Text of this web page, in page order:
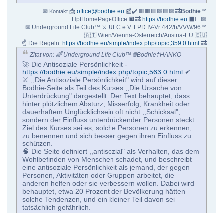
.✉ Kontakt 📩 office@bodhie.eu 📰✔️ 🟥🟧🟨🟩🟦🟪🔜Bodhie™
HptHomePageOffice 🔲🔜 https://bodhie.eu ⬛️⬜️🟪
✉ Underground Life Club™ ⚔ ULC e.V. LPD IV-Vr 442/b/VVW/96™
🇦🇹 Wien/Vienna-Österreich/Austria-EU 🇪🇺
☝ Die Regeln: https://bodhie.eu/simple/index.php/topic,359.0.html 🔜
Zitat von: 🌈 Underground Life Club™ 🌐Bodhie†HANKO
🚀 Die Antisoziale Persönlichkeit -
https://bodhie.eu/simple/index.php/topic,563.0.html ✔
⚔️ ,,Die Antisoziale Persönlichkeit" wird auf dieser
Bodhie-Seite als Teil des Kurses ,,Die Ursache von
Unterdrückung" dargestellt. Der Text behauptet, dass
hinter plötzlichem Absturz, Misserfolg, Krankheit oder
dauerhaftem Unglücklichsein oft nicht ,,Schicksal",
sondern der Einfluss unterdrückender Personen steckt.
Ziel des Kurses sei es, solche Personen zu erkennen,
zu benennen und sich besser gegen ihren Einfluss zu
schützen.
🧠 Die Seite definiert ,,antisozial" als Verhalten, das dem
Wohlbefinden von Menschen schadet, und beschreibt
eine antisoziale Persönlichkeit als jemand, der gegen
Personen, Aktivitäten oder Gruppen arbeitet, die
anderen helfen oder sie verbessern wollen. Dabei wird
behauptet, etwa 20 Prozent der Bevölkerung hätten
solche Tendenzen, und ein kleiner Teil davon sei
tatsächlich gefährlich.